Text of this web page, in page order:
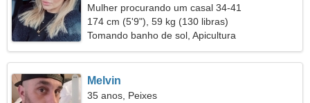
Mulher procurando um casal 34-41
174 cm (5'9"), 59 kg (130 libras)
Tomando banho de sol, Apicultura
Melvin
35 anos, Peixes